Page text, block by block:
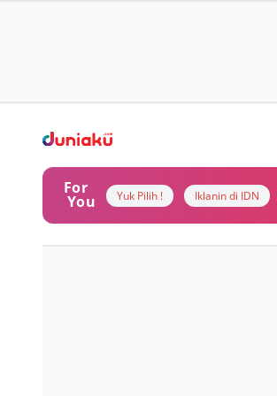
For
You Yuk Pilih ! Iklanin di IDN